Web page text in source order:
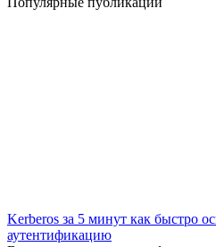
Kerberos за 5 минут как быстро
аутентификацию